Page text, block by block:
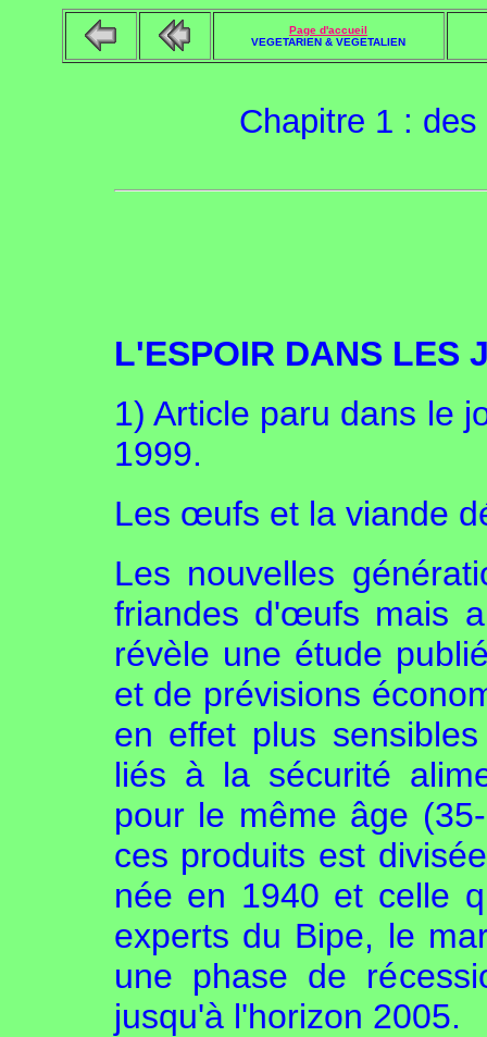
Page d'accueil
VEGETARIEN & VEGETALIEN
Chapitre 1 :
L'ESPOIR DANS LES
1) Article paru dans le
1999.
Les œufs et la viande
Les nouvelles
friandes d'œufs mais
révèle une étude
et de prévisions
en effet plus
liés à la sécurité
pour le même âge
ces produits est
née en 1940 et celle
experts du Bipe, le
une phase de
jusqu'à l'horizon 2005.